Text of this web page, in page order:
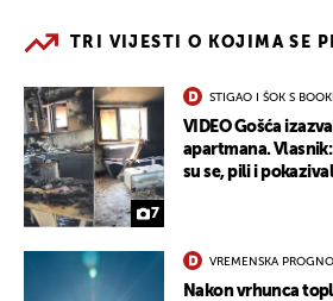
TRI VIJESTI O KOJIMA SE
7
STIGAO I ŠOK S
VIDEO Gošća
apartmana.
su se, pili i
VREMENSKA
Nakon vrhunca